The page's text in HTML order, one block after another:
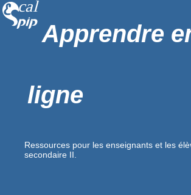
Apprendre
ligne
Ressources pour les enseignants et les
secondaire II.